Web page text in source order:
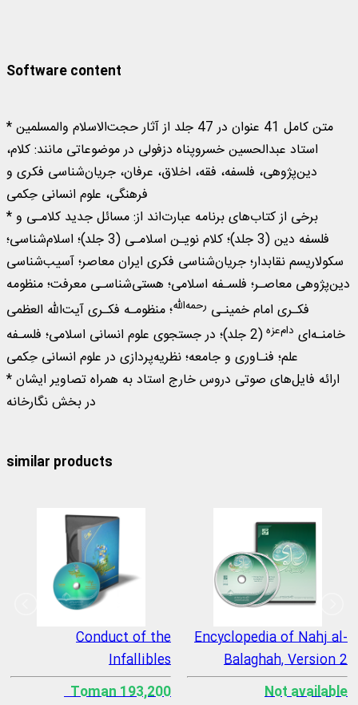
Software content
* متن کامل 41 عنوان در 47 جلد از آثار حجت‌الاسلام والمسلمین
استاد عبدالحسین خسروپناه دزفولی در موضوعاتی مانند: کلام،
دین‌پژوهی، فلسفه، فقه، اخلاق، عرفان، جریان‌شناسی فکری و
فرهنگی، علوم انسانی حِکمی
* برخی از کتاب‌های برنامه عبارت‌اند از: مسائل جدید کلامـی و
فلسفه دین (3 جلد)؛ کلام نویـن اسلامـی (3 جلد)؛ اسلام‌شناسی؛
سکولاریسم نقابدار؛ جریان‌شناسی فکری ایران معاصر؛ آسیب‌شناسی
دین‌پژوهی معاصـر؛ فلسـفه اسلامی؛ هستی‌شناسـی معرفت؛ منظومه
فکـری امام خمینـی رحمه‌الله؛ منظومـه فکـری آیت‌الله العظمی
خامنـه‌ای دام‌عزه
(2 جلد)؛ در جستجوی علوم انسانی اسلامی؛ فلسـفه
* ارائه فایل‌های صوتی دروس خارج استاد به همراه تصاویر ایشان
در بخش نگارخانه
similar products
Encyclopedia of Nahj al-
Balaghah, Version 2
Not available
Conduct of the
Infallibles
193,200 Toman